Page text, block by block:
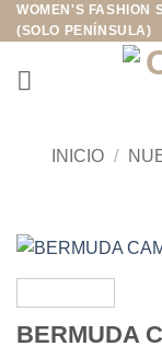
Saltar
al
contenido
WOMEN'S FASHION
(SOLO PENÍNSULA)
INICIO /
BERMUDA